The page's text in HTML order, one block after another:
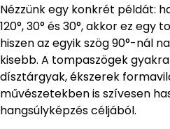
Nézzünk egy konkrét példát:
120°, 30° és 30°, akkor ez egy
hiszen az egyik szög 90°-nál
kisebb. A tompaszögek
dísztárgyak, ékszerek
művészetekben is szívesen
hangsúlyképzés céljából.